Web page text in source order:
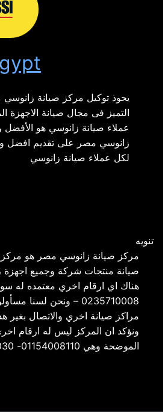
يحوذ توكيل مركز صيانة
التميز فى مجال صيانة الاجهزة
عملاء صيانة زانوسي هو
زانوسي مصر على تقديم افضل
لكل عملاء صيانة زانوسي
تنويه
مركز صيانة زانوسي مصر هو
صيانة منتجات شركة وجميع
هناك اي ارقام اخري معتمده له
0235710008 – ونحن
مراكز صيانة اخري والاتصال بغير
ونؤكد ان المركز ليس له ارقام
الموضحة وهي 01154008110- 01220261030